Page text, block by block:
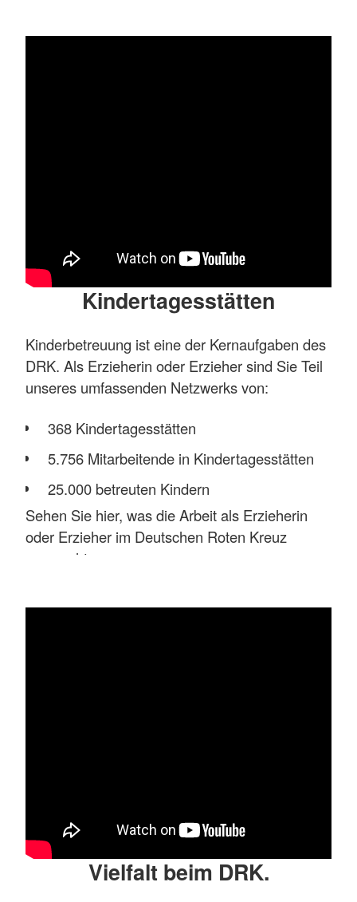
Kindertagesstätten
Kinderbetreuung ist eine der Kernaufgaben des
DRK. Als Erzieherin oder Erzieher sind Sie Teil
unseres umfassenden Netzwerks von:
368 Kindertagesstätten
5.756 Mitarbeitende in Kindertagesstätten
25.000 betreuten Kindern
Sehen Sie hier, was die Arbeit als Erzieherin
oder Erzieher im Deutschen Roten Kreuz
ausmacht.
Vielfalt beim DRK.